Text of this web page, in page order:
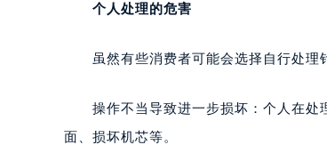
个人处理的危害
虽然有些消费者可能会选择自行处理
操作不当导致进一步损坏：个人在处
面、损坏机芯等。